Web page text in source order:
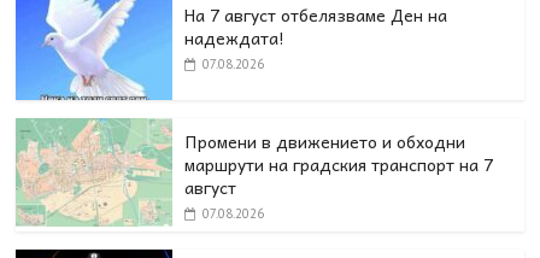
На 7 август отбелязваме Ден на
надеждата!
07.08.2026
Промени в движението и обходни
маршрути на градския транспорт на 7
август
07.08.2026